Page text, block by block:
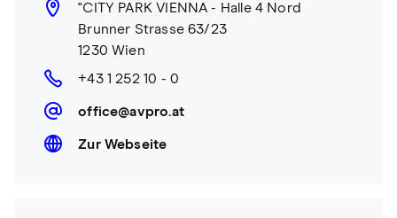
"CITY PARK VIENNA - Halle 4 Nord
Brunner Strasse 63/23
1230 Wien
+43 1 252 10 - 0
office@avpro.at
Zur Webseite